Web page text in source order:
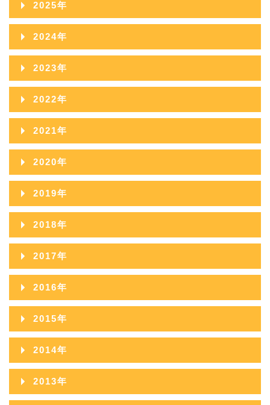
2026年07月
2026年06月
2026年05月
2026年04月
2026年03月
2026年02月
2026年01月
2025年
2025年12月
2025年11月
2025年10月
2025年09月
2025年08月
2025年07月
2025年06月
2025年05月
2025年03月
2025年02月
2025年01月
2024年
2024年12月
2024年11月
2024年10月
2024年09月
2024年08月
2024年07月
2024年06月
2024年05月
2024年03月
2024年02月
2024年01月
2023年
2023年12月
2023年11月
2023年10月
2023年09月
2023年08月
2023年07月
2023年06月
2023年05月
2023年03月
2023年02月
2023年01月
2022年
2022年12月
2022年11月
2022年10月
2022年09月
2022年08月
2022年07月
2022年06月
2022年05月
2022年03月
2022年02月
2022年01月
2021年
2021年12月
2021年11月
2021年10月
2021年09月
2021年08月
2021年07月
2021年06月
2021年05月
2021年03月
2020年
2020年12月
2020年11月
2020年10月
2020年09月
2020年08月
2020年07月
2020年06月
2020年05月
2019年
2019年12月
2019年11月
2019年10月
2019年09月
2019年08月
2019年07月
2019年06月
2019年05月
2018年
2018年12月
2018年11月
2018年10月
2018年09月
2018年08月
2018年07月
2018年06月
2017年
2017年12月
2017年11月
2017年10月
2017年09月
2017年08月
2016年
2016年12月
2016年11月
2016年10月
2016年09月
2015年
2015年12月
2015年11月
2015年10月
2014年
2014年12月
2014年11月
2013年